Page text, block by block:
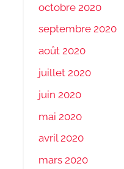
octobre 2020
septembre 2020
août 2020
juillet 2020
juin 2020
mai 2020
avril 2020
mars 2020